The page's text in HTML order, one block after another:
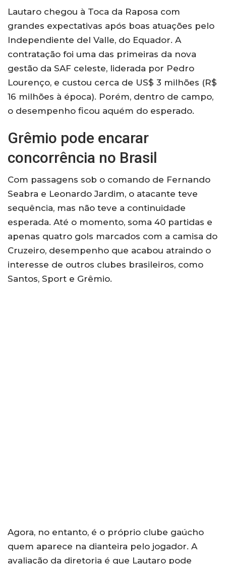
Lautaro chegou à Toca da Raposa com
grandes expectativas após boas atuações pelo
Independiente del Valle, do Equador. A
contratação foi uma das primeiras da nova
gestão da SAF celeste, liderada por Pedro
Lourenço, e custou cerca de US$ 3 milhões (R$
16 milhões à época). Porém, dentro de campo,
o desempenho ficou aquém do esperado.
Grêmio pode encarar
concorrência no Brasil
Com passagens sob o comando de Fernando
Seabra e Leonardo Jardim, o atacante teve
sequência, mas não teve a continuidade
esperada. Até o momento, soma 40 partidas e
apenas quatro gols marcados com a camisa do
Cruzeiro, desempenho que acabou atraindo o
interesse de outros clubes brasileiros, como
Santos, Sport e Grêmio.
Agora, no entanto, é o próprio clube gaúcho
quem aparece na dianteira pelo jogador. A
avaliação da diretoria é que Lautaro pode